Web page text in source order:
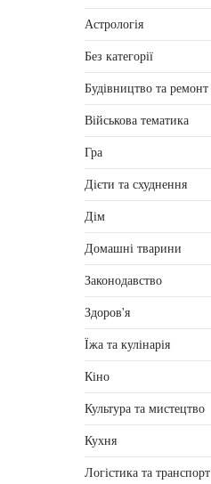
Астрологія
Без категорії
Будівництво та ремонт
Військова тематика
Гра
Дієти та схуднення
Дім
Домашні тварини
Законодавство
Здоров'я
Їжа та кулінарія
Кіно
Культура та мистецтво
Кухня
Логістика та транспорт